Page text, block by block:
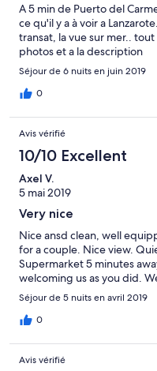
A 5 min de Puerto del
ce qu'il y a à voir a
transat, la vue sur mer..
photos et a la description
Séjour de 6 nuits en juin 2019
0
Avis vérifié
10/10 Excellent
Axel V.
5 mai 2019
Very nice
Nice ansd clean, well
for a couple. Nice view.
Supermarket 5 minutes
welcoming us as you did.
Séjour de 5 nuits en avril 2019
0
Avis vérifié